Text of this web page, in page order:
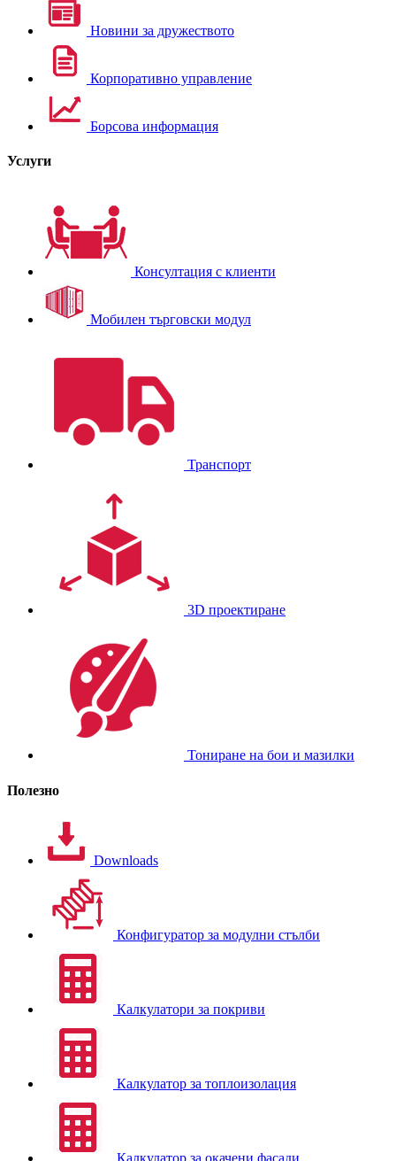
Новини за дружеството
Корпоративно управление
Борсова информация
Услуги
Консултация с клиенти
Мобилен търговски модул
Транспорт
3D проектиране
Тониране на бои и мазилки
Полезно
Downloads
Конфигуратор за модулни стълби
Калкулатори за покриви
Калкулатор за топлоизолация
Калкулатор за окачени фасади